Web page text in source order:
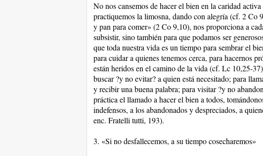
No nos cansemos de hacer el bien en la caridad
practiquemos la limosna, dando con alegría (cf. 2 Co
y pan para comer» (2 Co 9,10), nos proporciona a
subsistir, sino también para que podamos ser
que toda nuestra vida es un tiempo para sembrar el
para cuidar a quienes tenemos cerca, para hacernos
están heridos en el camino de la vida (cf. Lc 10,25-
buscar ?y no evitar? a quien está necesitado; para
y recibir una buena palabra; para visitar ?y no
práctica el llamado a hacer el bien a todos,
indefensos, a los abandonados y despreciados, a
enc. Fratelli tutti, 193).
3. «Si no desfallecemos, a su tiempo cosecharemos»